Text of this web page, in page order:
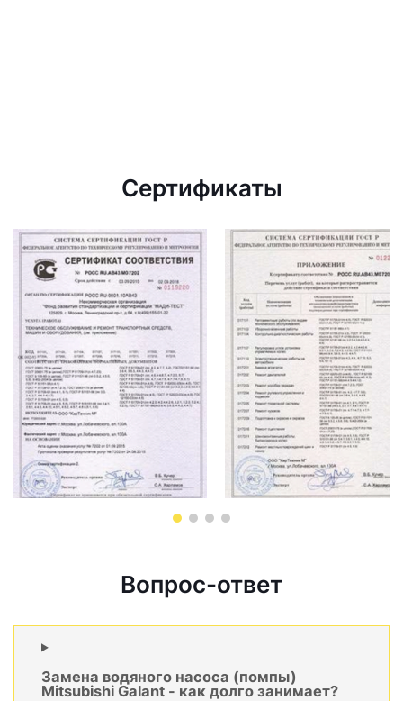
Сертификаты
Вопрос-ответ
Замена водяного насоса (помпы)
Mitsubishi Galant - как долго занимает?